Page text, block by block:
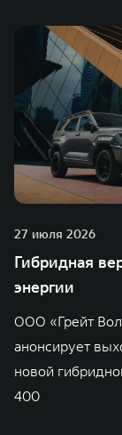
27 июля 2026
Гибридная
энергии
ООО «Грейт
анонсирует
новой
400